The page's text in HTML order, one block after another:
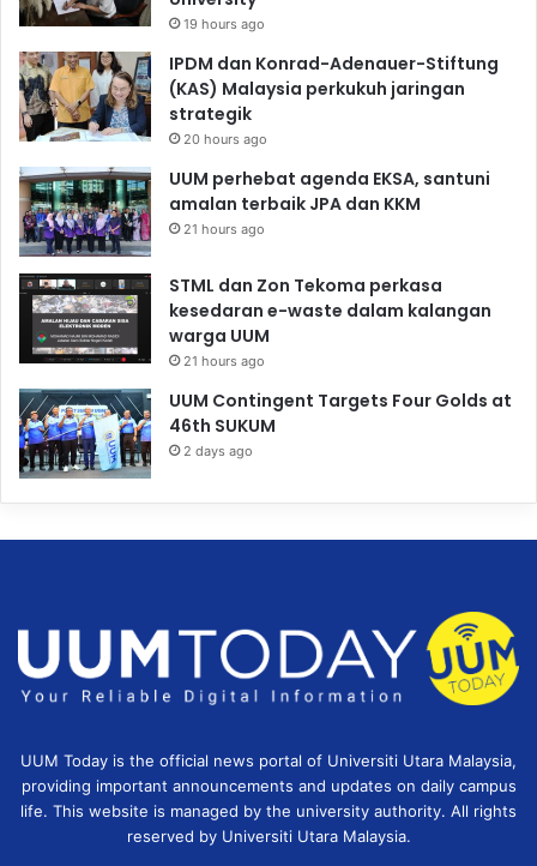
19 hours ago
IPDM dan Konrad-Adenauer-Stiftung
(KAS) Malaysia perkukuh jaringan
strategik
20 hours ago
UUM perhebat agenda EKSA, santuni
amalan terbaik JPA dan KKM
21 hours ago
STML dan Zon Tekoma perkasa
kesedaran e-waste dalam kalangan
warga UUM
21 hours ago
UUM Contingent Targets Four Golds at
46th SUKUM
2 days ago
UUM Today is the official news portal of Universiti Utara Malaysia,
providing important announcements and updates on daily campus
life. This website is managed by the university authority. All rights
reserved by Universiti Utara Malaysia.